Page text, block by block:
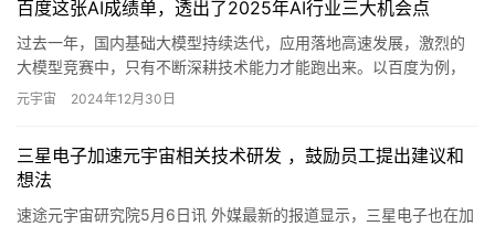
百度这张AI成绩单，透出了2025年AI行业三大机会点
过去一年，国内基础大模型持续迭代，应用落地高速发展，激烈的
大模型竞赛中，只有不断深耕技术能力才能跑出来。以百度为例，
文心大模型日均调用量超15亿，自去年12月首次披露以来增长30
元宇宙 2024年12月30日
三星电子加速元宇宙相关技术研发 ，鼓励员工提出建议和
想法
速途元宇宙研究院5月6日讯 外媒最新的报道显示，三星电子也在加